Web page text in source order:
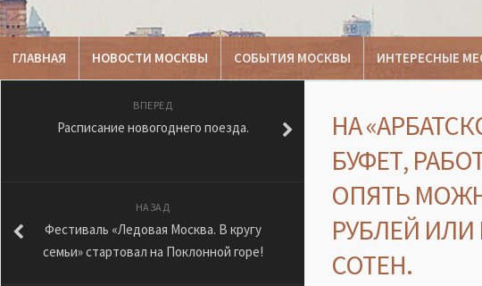
ГЛАВНАЯ НОВОСТИ МОСКВЫ СОБЫТИЯ МОСКВЫ ИНТЕРЕСНЫЕ
НА
БУФЕТ,
ОПЯТЬ
РУБЛЕЙ
СОТЕН.
ВПЕРЕД
Расписание новогоднего поезда.
НАЗАД
Фестиваль «Ледовая Москва. В кругу
семьи» стартовал на Поклонной горе!